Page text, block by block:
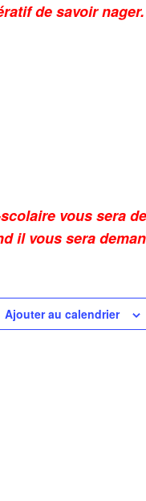
de savoir nager.
vous sera
il vous sera
Ajouter au calendrier